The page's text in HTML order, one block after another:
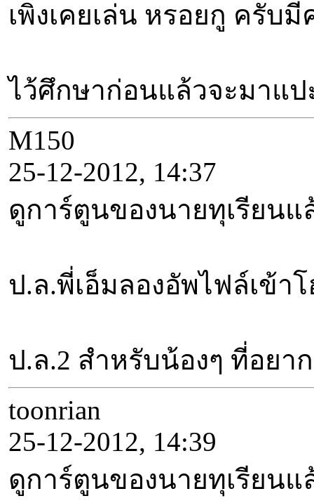
เพิ่งเคยเล่น หรอยกู ครับ
ไว้ศึกษาก่อนแล้วจะมาแ
M150
25-12-2012, 14:37
ดูการ์ตูนของนายทุเรียนแ
ป.ล.พี่เอ็มลองอัพไฟล์เข้า
ป.ล.2 สำหรับน้องๆ ที่อยา
toonrian
25-12-2012, 14:39
ดูการ์ตูนของนายทุเรียนแ